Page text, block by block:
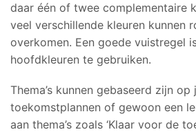
daar één of twee complementaire
veel verschillende kleuren kunnen
overkomen. Een goede vuistregel
hoofdkleuren te gebruiken.
Thema’s kunnen gebaseerd zijn
toekomstplannen of gewoon een
aan thema’s zoals ‘Klaar voor de